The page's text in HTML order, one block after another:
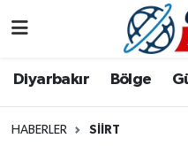
Diyarbakır Bölge
HABERLER SIIRT
Bölge
Aile
Diyarbakır Hava